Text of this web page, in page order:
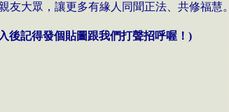
大眾，讓更多有緣人同聞正法、共修福慧。
後記得發個貼圖跟我們打聲招呼喔！)